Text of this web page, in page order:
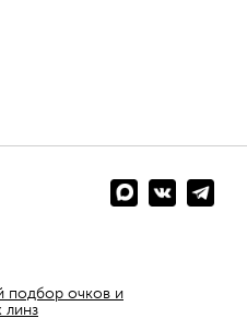
подбор очков и
линз